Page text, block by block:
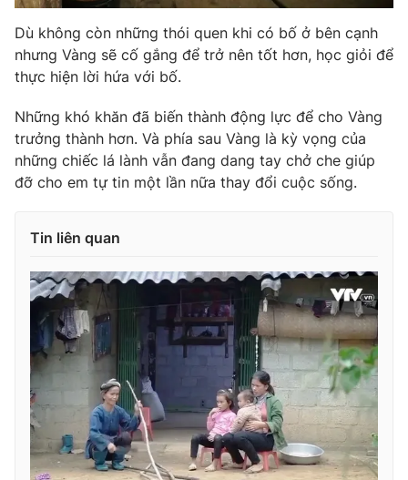
VTV9 VTV8
Liên hệ tòa soạn English
THỜI BÁO VTV
Theo dõi báo trên
Cơ quan chủ quản:
Đài Truyền hình Việt Nam
Cơ quan báo chí:
Thời báo VTV
Giấy phép hoạt động báo in và báo điện tử số 483/GP-BTTTT
cấp ngày 29/12/2023
Tổng Biên tập:Vũ Thanh Thủy
Phó Tổng Biên tập:Nguyễn Thị Mỹ Hạnh, Phạm Quốc Thắng,
Nguyễn Trọng Ninh
Tổng đài VTV:024.38 355 931 - 024.38 355 932
Dù không còn những thói quen khi có bố ở bên cạnh
nhưng Vàng sẽ cố gắng để trở nên tốt hơn, học giỏi để
thực hiện lời hứa với bố.
Những khó khăn đã biến thành động lực để cho Vàng
trưởng thành hơn. Và phía sau Vàng là kỳ vọng của
những chiếc lá lành vẫn đang dang tay chở che giúp
đỡ cho em tự tin một lần nữa thay đổi cuộc sống.
Tin liên quan